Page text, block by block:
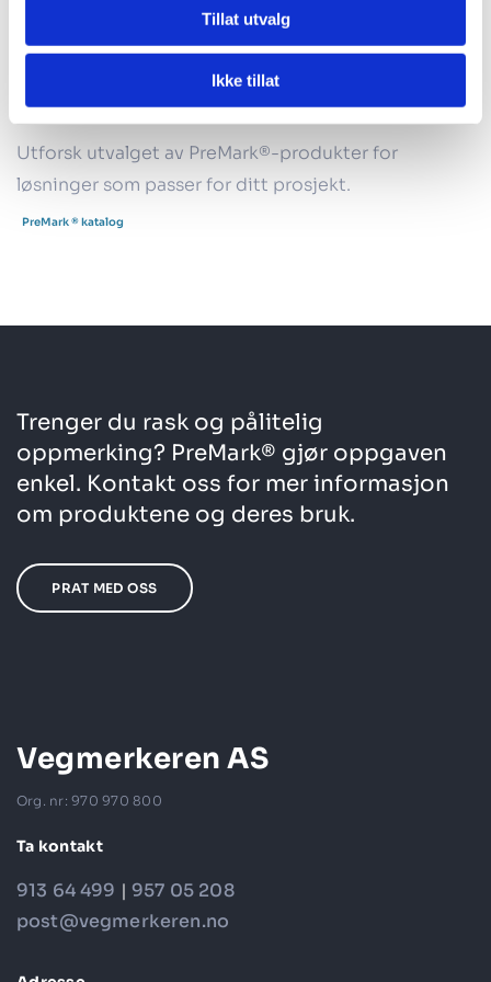
Tillat utvalg
Ikke tillat
PreMark®-katalog
Utforsk utvalget av PreMark®-produkter for
løsninger som passer for ditt prosjekt.
PreMark ® katalog
Trenger du rask og pålitelig
oppmerking? PreMark® gjør oppgaven
enkel. Kontakt oss for mer informasjon
om produktene og deres bruk.
PRAT MED OSS
Vegmerkeren AS
Org. nr: 970 970 800
Ta kontakt
913 64 499 |957 05 208
post@vegmerkeren.no